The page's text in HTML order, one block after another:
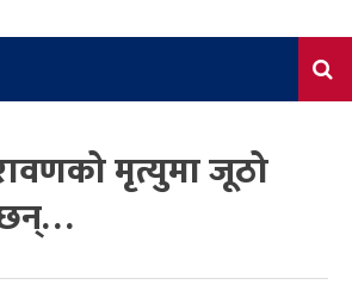
मृत्युमा जूठो
छन्…